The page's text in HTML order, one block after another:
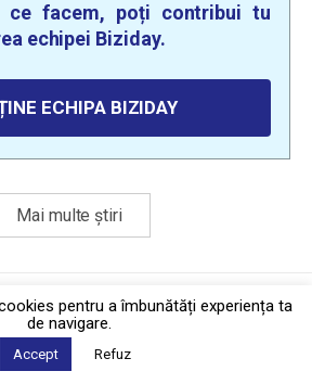
ce facem, poți contribui tu
echipei Biziday.
ECHIPA BIZIDAY
Mai multe știri
de confidențialitate·Contact
2026 © Biziday
pentru a îmbunătăți experiența ta
de navigare.
Accept Refuz